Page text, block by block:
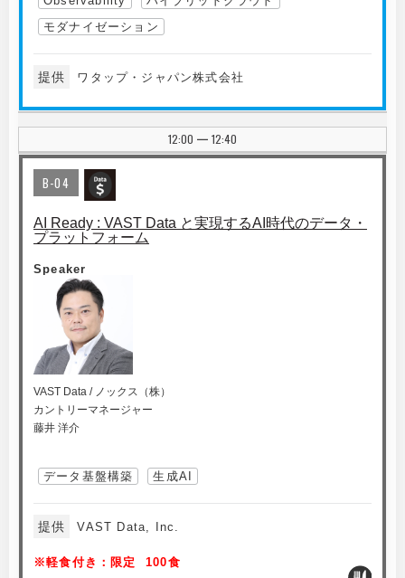
モダナイゼーション
提供 ワタップ・ジャパン株式会社
12:00 | 12:40
B-04
AI Ready : VAST Data と実現するAI時代のデータ・
プラットフォーム
Speaker
VAST Data / ノックス（株）
カントリーマネージャー
藤井 洋介
データ基盤構築 生成AI
提供 VAST Data, Inc.
※軽食付き：限定 100食